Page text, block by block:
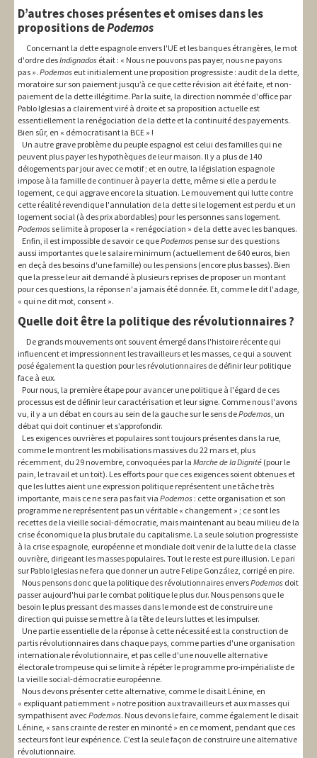
D’autres choses présentes et omises dans les
propositions dePodemos
Concernant la dette espagnole envers l'UE et les banques étrangères, le mot
d'ordre desIndignados était : « Nous ne pouvons pas payer, nous ne payons
pas ». Podemos eut initialement une proposition progressiste : audit de la dette,
moratoire sur son paiement jusqu’à ce que cette révision ait été faite, et non-
paiement de la dette illégitime. Par la suite, la direction nommée d'office par
Pablo Iglesias a clairement viré à droite et sa proposition actuelle est
essentiellement la renégociation de la dette et la continuité des payements.
Bien sûr, en « démocratisant la BCE » !
Un autre grave problème du peuple espagnol est celui des familles qui ne
peuvent plus payer les hypothèques de leur maison. Il y a plus de 140
délogements par jour avec ce motif ; et en outre, la législation espagnole
impose à la famille de continuer à payer la dette, même si elle a perdu le
logement, ce qui aggrave encore la situation. Le mouvement qui lutte contre
cette réalité revendique l'annulation de la dette si le logement est perdu et un
logement social (à des prix abordables) pour les personnes sans logement.
Podemos se limite à proposer la « renégociation » de la dette avec les banques.
Enfin, il est impossible de savoir ce quePodemos pense sur des questions
aussi importantes que le salaire minimum (actuellement de 640 euros, bien
en deçà des besoins d'une famille) ou les pensions (encore plus basses). Bien
que la presse leur ait demandé à plusieurs reprises de proposer un montant
pour ces questions, la réponse n'a jamais été donnée. Et, comme le dit l'adage,
« qui ne dit mot, consent ».
Quelle doit être la politique des révolutionnaires ?
De grands mouvements ont souvent émergé dans l'histoire récente qui
influencent et impressionnent les travailleurs et les masses, ce qui a souvent
posé également la question pour les révolutionnaires de définir leur politique
face à eux.
Pour nous, la première étape pour avancer une politique à l'égard de ces
processus est de définir leur caractérisation et leur signe. Comme nous l'avons
vu, il y a un débat en cours au sein de la gauche sur le sens dePodemos, un
débat qui doit continuer et s’approfondir.
Les exigences ouvrières et populaires sont toujours présentes dans la rue,
comme le montrent les mobilisations massives du 22 mars et, plus
récemment, du 29 novembre, convoquées par la Marche de la Dignité (pour le
pain, le travail et un toit). Les efforts pour que ces exigences soient obtenues et
que les luttes aient une expression politique représentent une tâche très
importante, mais ce ne sera pas fait via Podemos : cette organisation et son
programme ne représentent pas un véritable « changement » ; ce sont les
recettes de la vieille social-démocratie, mais maintenant au beau milieu de la
crise économique la plus brutale du capitalisme. La seule solution progressiste
à la crise espagnole, européenne et mondiale doit venir de la lutte de la classe
ouvrière, dirigeant les masses populaires. Tout le reste est pure illusion. Le pari
sur Pablo Iglesias ne fera que donner un autre Felipe González, corrigé en pire.
Nous pensons donc que la politique des révolutionnaires enversPodemos doit
passer aujourd'hui par le combat politique le plus dur. Nous pensons que le
besoin le plus pressant des masses dans le monde est de construire une
direction qui puisse se mettre à la tête de leurs luttes et les impulser.
Une partie essentielle de la réponse à cette nécessité est la construction de
partis révolutionnaires dans chaque pays, comme parties d'une organisation
internationale révolutionnaire, et pas celle d'une nouvelle alternative
électorale trompeuse qui se limite à répéter le programme pro-impérialiste de
la vieille social-démocratie européenne.
Nous devons présenter cette alternative, comme le disait Lénine, en
« expliquant patiemment » notre position aux travailleurs et aux masses qui
sympathisent avecPodemos. Nous devons le faire, comme également le disait
Lénine, « sans crainte de rester en minorité » en ce moment, pendant que ces
secteurs font leur expérience. C’est la seule façon de construire une alternative
révolutionnaire.